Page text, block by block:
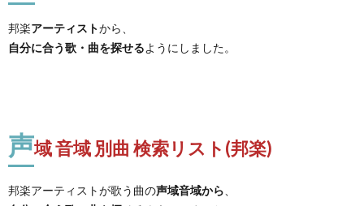
邦楽アーティストから、
自分に合う歌・曲を探せるようにしました。
声域 音域 別曲 検索リスト(邦楽)
邦楽アーティストが歌う曲の声域音域から